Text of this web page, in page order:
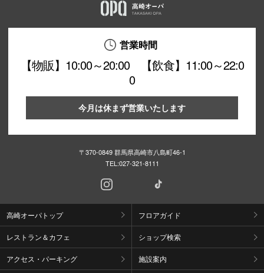
営業時間
【物販】10:00～20:00 【飲食】11:00～22:0
0
今月は休まず営業いたします
〒370-0849 群馬県高崎市八島町46-1
TEL:027-321-8111
高崎オーパトップ フロアガイド
レストラン＆カフェ ショップ検索
アクセス・パーキング 施設案内